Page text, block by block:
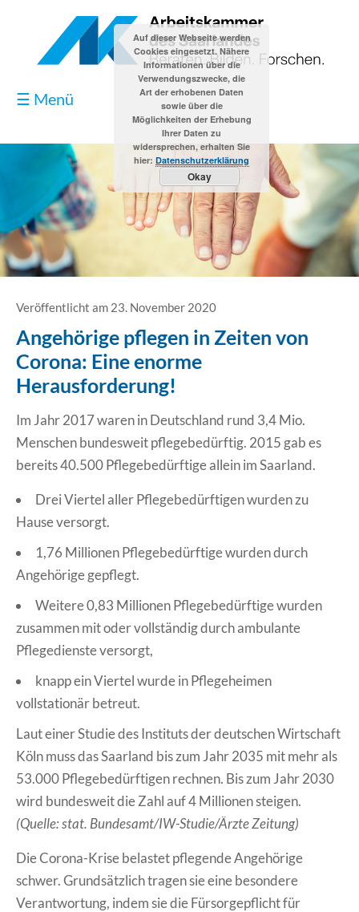
☰ Menü
Blog
Kontakt
Datenschutzerklärung
Erklärung Barrierefreiheit
Veröffentlicht am 23. November 2020
Angehörige pflegen in Zeiten von
Corona: Eine enorme
Herausforderung!
Im Jahr 2017 waren in Deutschland rund 3,4 Mio.
Menschen bundesweit pflegebedürftig. 2015 gab es
bereits 40.500 Pflegebedürftige allein im Saarland.
Drei Viertel aller Pflegebedürftigen wurden zu
Hause versorgt.
1,76 Millionen Pflegebedürftige wurden durch
Angehörige gepflegt.
Weitere 0,83 Millionen Pflegebedürftige wurden
zusammen mit oder vollständig durch ambulante
Pflegedienste versorgt,
knapp ein Viertel wurde in Pflegeheimen
vollstationär betreut.
Laut einer Studie des Instituts der deutschen Wirtschaft
Köln muss das Saarland bis zum Jahr 2035 mit mehr als
53.000 Pflegebedürftigen rechnen. Bis zum Jahr 2030
wird bundesweit die Zahl auf 4 Millionen steigen.
(Quelle: stat. Bundesamt/IW-Studie/Ärzte Zeitung)
Die Corona-Krise belastet pflegende Angehörige
schwer. Grundsätzlich tragen sie eine besondere
Verantwortung, indem sie die Fürsorgepflicht für
Auf dieser Webseite werden
Cookies eingesetzt. Nähere
Informationen über die
Verwendungszwecke, die
Art der erhobenen Daten
sowie über die
Möglichkeiten der Erhebung
Ihrer Daten zu
widersprechen, erhalten Sie
hier: Datenschutzerklärung
Okay